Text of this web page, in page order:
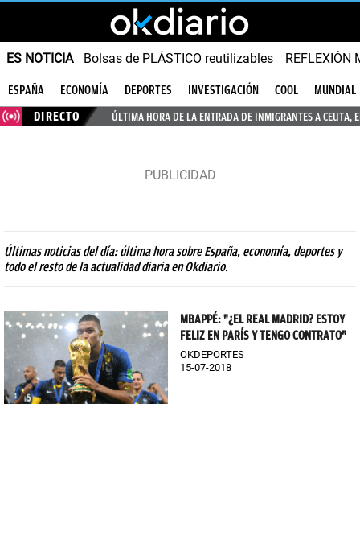
ES NOTICIA Bolsas de PLÁSTICO reutilizables REFLEXIÓN
ESPAÑA ECONOMÍA DEPORTES INVESTIGACIÓN COOL
MUNDIAL
DIRECTO
ÚLTIMA HORA DE LA ENTRADA DE INMIGRANTES A CEUTA,
Últimas noticias del día: última hora sobre España, economía, deportes y
todo el resto de la actualidad diaria en Okdiario.
MBAPPÉ: "¿EL REAL MADRID? ESTOY
FELIZ EN PARÍS Y TENGO CONTRATO"
OKDEPORTES
15-07-2018